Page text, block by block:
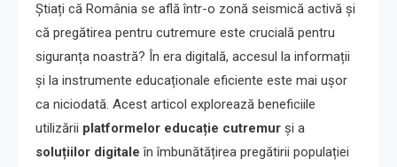
Știați că România se află într-o zonă seismică activă și
că pregătirea pentru cutremure este crucială pentru
siguranța noastră? În era digitală, accesul la informații
și la instrumente educaționale eficiente este mai ușor
ca niciodată. Acest articol explorează beneficiile
utilizării platformelor educație cutremur și a
soluțiilor digitale în îmbunătățirea pregătirii populației